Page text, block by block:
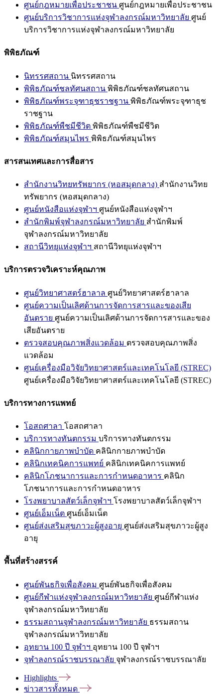
ศูนย์กฎหมายเพื่อประชาชน ศูนย์กฎหมายเพื่อประชาชน
ศูนย์บริการวิชาการแห่งจุฬาลงกรณ์มหาวิทยาลัย ศูนย์
บริการวิชาการแห่งจุฬาลงกรณ์มหาวิทยาลัย
พิพิธภัณฑ์
นิทรรศสถาน นิทรรศสถาน
พิพิธภัณฑ์ชลทัศนสถาน พิพิธภัณฑ์ชลทัศนสถาน
พิพิธภัณฑ์พระจุฑาธุชราชฐาน พิพิธภัณฑ์พระจุฑาธุช
ราชฐาน
พิพิธภัณฑ์พืชมีชีวิต พิพิธภัณฑ์พืชมีชีวิต
พิพิธภัณฑ์สมุนไพร พิพิธภัณฑ์สมุนไพร
สารสนเทศและการสื่อสาร
สำนักงานวิทยทรัพยากร (หอสมุดกลาง) สำนักงานวิทย
ทรัพยากร (หอสมุดกลาง)
ศูนย์หนังสือแห่งจุฬาฯ ศูนย์หนังสือแห่งจุฬาฯ
สำนักพิมพ์จุฬาลงกรณ์มหาวิทยาลัย สำนักพิมพ์
จุฬาลงกรณ์มหาวิทยาลัย
สถานีวิทยุแห่งจุฬาฯ สถานีวิทยุแห่งจุฬาฯ
บริการตรวจวิเคราะห์คุณภาพ
ศูนย์วิทยาศาสตร์ฮาลาล ศูนย์วิทยาศาสตร์ฮาลาล
ศูนย์ความเป็นเลิศด้านการจัดการสารและของเสีย
อันตราย ศูนย์ความเป็นเลิศด้านการจัดการสารและของ
เสียอันตราย
ตรวจสอบคุณภาพสิ่งแวดล้อม ตรวจสอบคุณภาพสิ่ง
แวดล้อม
ศูนย์เครื่องมือวิจัยวิทยาศาสตร์และเทคโนโลยี (STREC)
ศูนย์เครื่องมือวิจัยวิทยาศาสตร์และเทคโนโลยี (STREC)
บริการทางการแพทย์
โอสถศาลา โอสถศาลา
บริการทางทันตกรรม บริการทางทันตกรรม
คลินิกกายภาพบำบัด คลินิกกายภาพบำบัด
คลินิกเทคนิคการแพทย์ คลินิกเทคนิคการแพทย์
คลินิกโภชนาการและการกำหนดอาหาร คลินิก
โภชนาการและการกำหนดอาหาร
โรงพยาบาลสัตว์เล็กจุฬาฯ โรงพยาบาลสัตว์เล็กจุฬาฯ
ศูนย์เอ็มเน็ต ศูนย์เอ็มเน็ต
ศูนย์ส่งเสริมสุขภาวะผู้สูงอายุ ศูนย์ส่งเสริมสุขภาวะผู้สูง
อายุ
พื้นที่สร้างสรรค์
ศูนย์พันธกิจเพื่อสังคม ศูนย์พันธกิจเพื่อสังคม
ศูนย์กีฬาแห่งจุฬาลงกรณ์มหาวิทยาลัย ศูนย์กีฬาแห่ง
จุฬาลงกรณ์มหาวิทยาลัย
ธรรมสถานจุฬาลงกรณ์มหาวิทยาลัย ธรรมสถาน
จุฬาลงกรณ์มหาวิทยาลัย
อุทยาน 100 ปี จุฬาฯ อุทยาน 100 ปี จุฬาฯ
จุฬาลงกรณ์ราชบรรณาลัย จุฬาลงกรณ์ราชบรรณาลัย
Highlights
ข่าวสารทั้งหมด